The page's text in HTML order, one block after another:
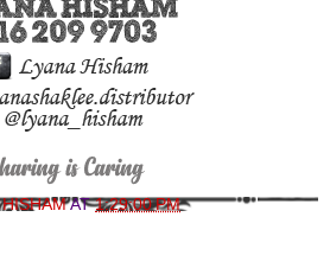
HISHAMAT1:29:00 PM